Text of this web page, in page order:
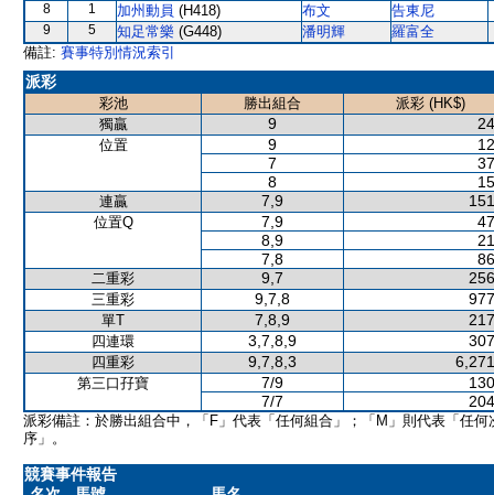
8 1 加州動員 (H418) 布文 告東尼
9 5 知足常樂 (G448) 潘明輝
羅富全
備註: 賽事特別情況索引
派彩
彩池 勝出組合
派彩 (HK$)
獨贏
9
位置 9
7
8
連贏 7,9
位置Q 7,9
8,9
7,8
二重彩 9,7
三重彩 9,7,8
單T 7,8,9
四連環 3,7,8,9
四重彩 9,7,8,3
第三口孖寶 7/9
7/7
派彩備註：於勝出組合中，「F」代表「任何組合」；「M」則代表「任何
序」。
競賽事件報告